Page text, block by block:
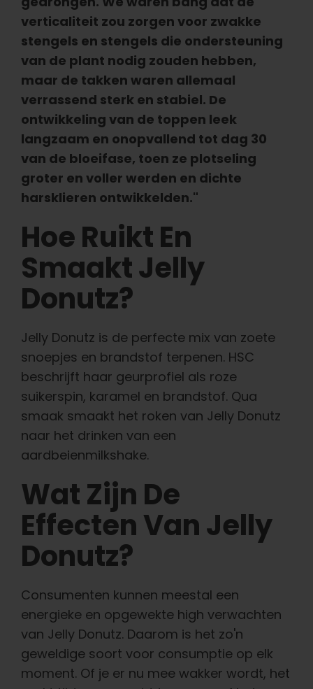
verticaliteit zou zorgen voor zwakke
stengels en stengels die ondersteuning
van de plant nodig zouden hebben,
maar de takken waren allemaal
verrassend sterk en stabiel. De
ontwikkeling van de toppen leek
langzaam en onopvallend tot dag 30
van de bloeifase, toen ze plotseling
groter en voller werden en dichte
harsklieren ontwikkelden."
Hoe Ruikt En
Smaakt Jelly
Donutz?
Jelly Donutz is de perfecte mix van zoete
snoepjes en brandstof terpenen. HSC
beschrijft haar geurprofiel als roze
suikerspin, karamel en brandstof. Qua
smaak smaakt het roken van Jelly Donutz
naar het drinken van een
aardbeienmilkshake.
Wat Zijn De
Effecten Van Jelly
Donutz?
Consumenten kunnen meestal een
energieke en opgewekte high verwachten
van Jelly Donutz. Daarom is het zo'n
geweldige soort voor consumptie op elk
moment. Of je er nu mee wakker wordt, het